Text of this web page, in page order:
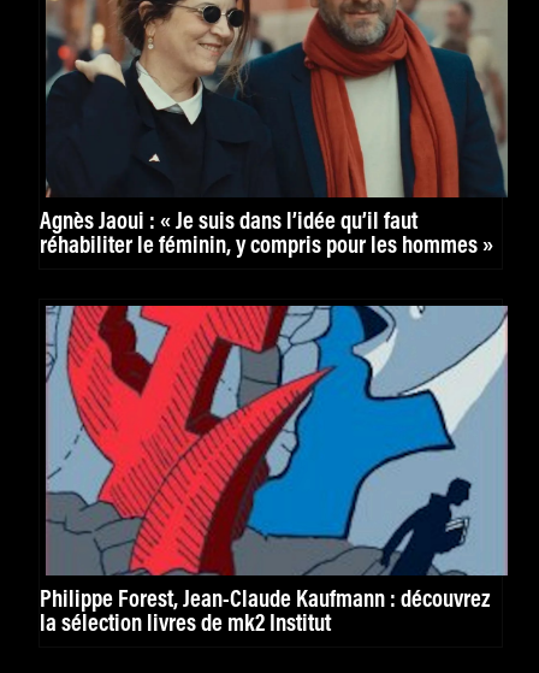
Agnès Jaoui : « Je suis dans l’idée qu’il faut
réhabiliter le féminin, y compris pour les hommes »
Philippe Forest, Jean-Claude Kaufmann : découvrez
la sélection livres de mk2 Institut